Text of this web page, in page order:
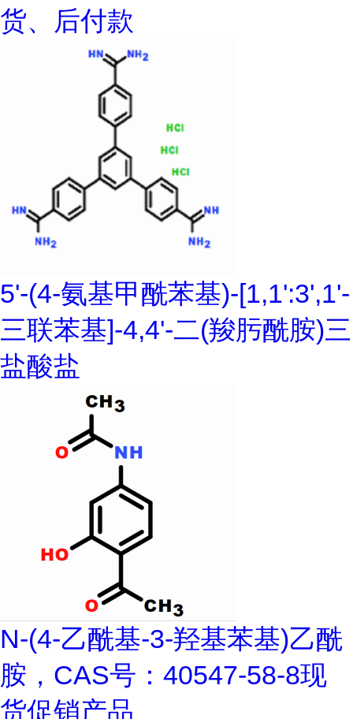
货、后付款
5'-(4-氨基甲酰苯基)-[1,1':3',1'-
三联苯基]-4,4'-二(羧肟酰胺)三
盐酸盐
N-(4-乙酰基-3-羟基苯基)乙酰
胺，CAS号：40547-58-8现
货促销产品